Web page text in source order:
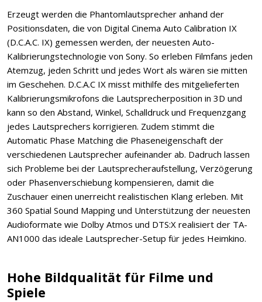
Erzeugt werden die Phantomlautsprecher anhand der
Positionsdaten, die von Digital Cinema Auto Calibration IX
(D.C.A.C. IX) gemessen werden, der neuesten Auto-
Kalibrierungstechnologie von Sony. So erleben Filmfans jeden
Atemzug, jeden Schritt und jedes Wort als wären sie mitten
im Geschehen. D.C.A.C IX misst mithilfe des mitgelieferten
Kalibrierungsmikrofons die Lautsprecherposition in 3D und
kann so den Abstand, Winkel, Schalldruck und Frequenzgang
jedes Lautsprechers korrigieren. Zudem stimmt die
Automatic Phase Matching die Phaseneigenschaft der
verschiedenen Lautsprecher aufeinander ab. Dadruch lassen
sich Probleme bei der Lautsprecheraufstellung, Verzögerung
oder Phasenverschiebung kompensieren, damit die
Zuschauer einen unerreicht realistischen Klang erleben. Mit
360 Spatial Sound Mapping und Unterstützung der neuesten
Audioformate wie Dolby Atmos und DTS:X realisiert der TA-
AN1000 das ideale Lautsprecher-Setup für jedes Heimkino.
Hohe Bildqualität für Filme und
Spiele